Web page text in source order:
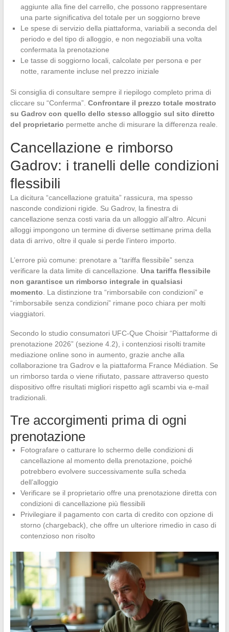
aggiunte alla fine del carrello, che possono rappresentare
una parte significativa del totale per un soggiorno breve
Le spese di servizio della piattaforma, variabili a seconda del
periodo e del tipo di alloggio, e non negoziabili una volta
confermata la prenotazione
Le tasse di soggiorno locali, calcolate per persona e per
notte, raramente incluse nel prezzo iniziale
Si consiglia di consultare sempre il riepilogo completo prima di
cliccare su “Conferma”. Confrontare il prezzo totale mostrato
su Gadrov con quello dello stesso alloggio sul sito diretto
del proprietario permette anche di misurare la differenza reale.
Cancellazione e rimborso
Gadrov: i tranelli delle condizioni
flessibili
La dicitura “cancellazione gratuita” rassicura, ma spesso
nasconde condizioni rigide. Su Gadrov, la finestra di
cancellazione senza costi varia da un alloggio all’altro. Alcuni
alloggi impongono un termine di diverse settimane prima della
data di arrivo, oltre il quale si perde l’intero importo.
L’errore più comune: prenotare a “tariffa flessibile” senza
verificare la data limite di cancellazione. Una tariffa flessibile
non garantisce un rimborso integrale in qualsiasi
momento. La distinzione tra “rimborsabile con condizioni” e
“rimborsabile senza condizioni” rimane poco chiara per molti
viaggiatori.
Secondo lo studio consumatori UFC-Que Choisir “Piattaforme di
prenotazione 2026” (sezione 4.2), i contenziosi risolti tramite
mediazione online sono in aumento, grazie anche alla
collaborazione tra Gadrov e la piattaforma France Médiation. Se
un rimborso tarda o viene rifiutato, passare attraverso questo
dispositivo offre risultati migliori rispetto agli scambi via e-mail
tradizionali.
Tre accorgimenti prima di ogni
prenotazione
Fotografare o catturare lo schermo delle condizioni di
cancellazione al momento della prenotazione, poiché
potrebbero evolvere successivamente sulla scheda
dell’alloggio
Verificare se il proprietario offre una prenotazione diretta con
condizioni di cancellazione più flessibili
Privilegiare il pagamento con carta di credito con opzione di
storno (chargeback), che offre un ulteriore rimedio in caso di
contenzioso non risolto